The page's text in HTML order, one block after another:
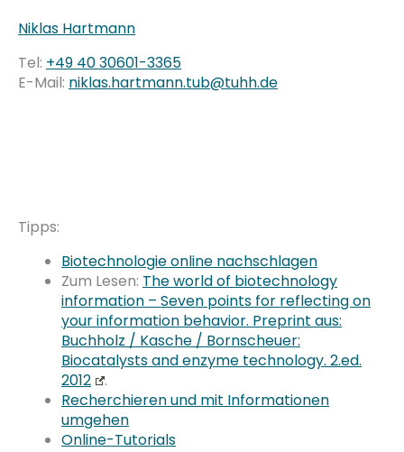
Niklas Hartmann
Tel: +49 40 30601-3365
E-Mail: niklas.hartmann.tub@tuhh.de
Tipps:
Biotechnologie online nachschlagen
Zum Lesen: The world of biotechnology
information – Seven points for reflecting on
your information behavior. Preprint aus:
Buchholz / Kasche / Bornscheuer:
Biocatalysts and enzyme technology. 2.ed.
2012
.
Recherchieren und mit Informationen
umgehen
Online-Tutorials